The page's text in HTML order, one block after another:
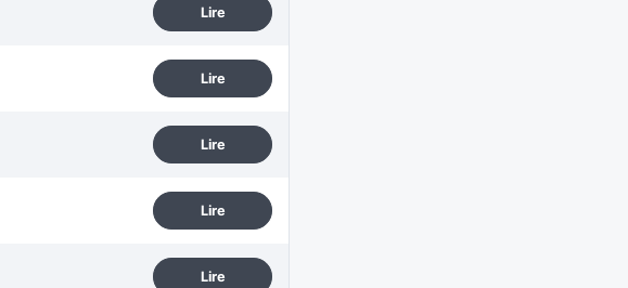
Lire
Lire
Lire
Lire
Lire